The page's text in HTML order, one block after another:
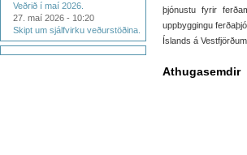
Veðrið í maí 2026.
27. maí 2026 - 10:20
Skipt um sjálfvirku veðurstöðina.
þjónustu fyrir
uppbyggingu
Íslands á Vestfjörðum.
Athugasemdir